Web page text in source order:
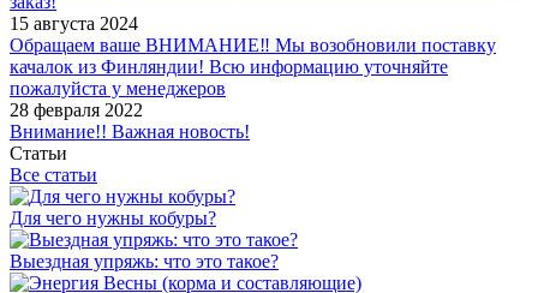
15 августа 2024
Обращаем ваше ВНИМАНИЕ‼ Мы возобновили поставку
качалок из Финляндии! Всю информацию уточняйте
пожалуйста у менеджеров
28 февраля 2022
Внимание!! Важная новость!
Статьи
Все статьи
Для чего нужны кобуры?
Выездная упряжь: что это такое?